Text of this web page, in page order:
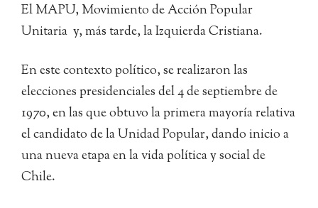
El MAPU, Movimiento de Acción Popular
Unitaria y, más tarde, la Izquierda Cristiana.
En este contexto político, se realizaron las
elecciones presidenciales del 4 de septiembre de
1970, en las que obtuvo la primera mayoría relativa
el candidato de la Unidad Popular, dando inicio a
una nueva etapa en la vida política y social de
Chile.